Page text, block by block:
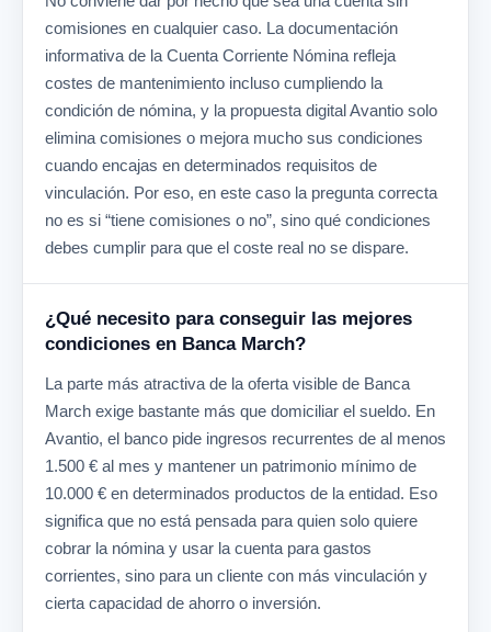
comisiones en cualquier caso. La documentación
informativa de la Cuenta Corriente Nómina refleja
costes de mantenimiento incluso cumpliendo la
condición de nómina, y la propuesta digital Avantio solo
elimina comisiones o mejora mucho sus condiciones
cuando encajas en determinados requisitos de
vinculación. Por eso, en este caso la pregunta correcta
no es si “tiene comisiones o no”, sino qué condiciones
debes cumplir para que el coste real no se dispare.
¿Qué necesito para conseguir las mejores
condiciones en Banca March?
La parte más atractiva de la oferta visible de Banca
March exige bastante más que domiciliar el sueldo. En
Avantio, el banco pide ingresos recurrentes de al menos
1.500 € al mes y mantener un patrimonio mínimo de
10.000 € en determinados productos de la entidad. Eso
significa que no está pensada para quien solo quiere
cobrar la nómina y usar la cuenta para gastos
corrientes, sino para un cliente con más vinculación y
cierta capacidad de ahorro o inversión.